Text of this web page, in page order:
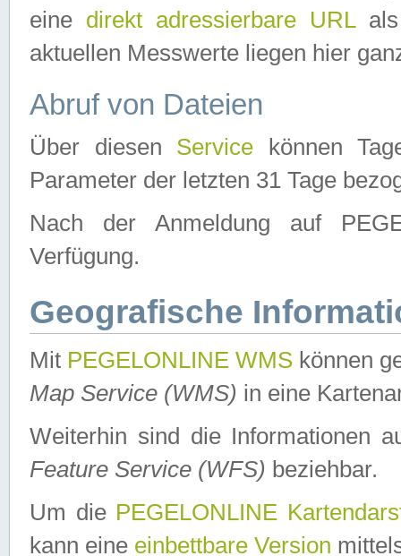
eine direkt adressierbare URLals
aktuellen Messwerte liegen hier
Abruf von Dateien
Über diesen Service können
Parameter der letzten 31 Tage
Nach der Anmeldung auf
Verfügung.
Geografische
Mit PEGELONLINE WMS können
Map Service (WMS) in eine
Weiterhin sind die Informationen
Feature Service (WFS) beziehbar.
Um die PEGELONLINE
kann eine einbettbare Version